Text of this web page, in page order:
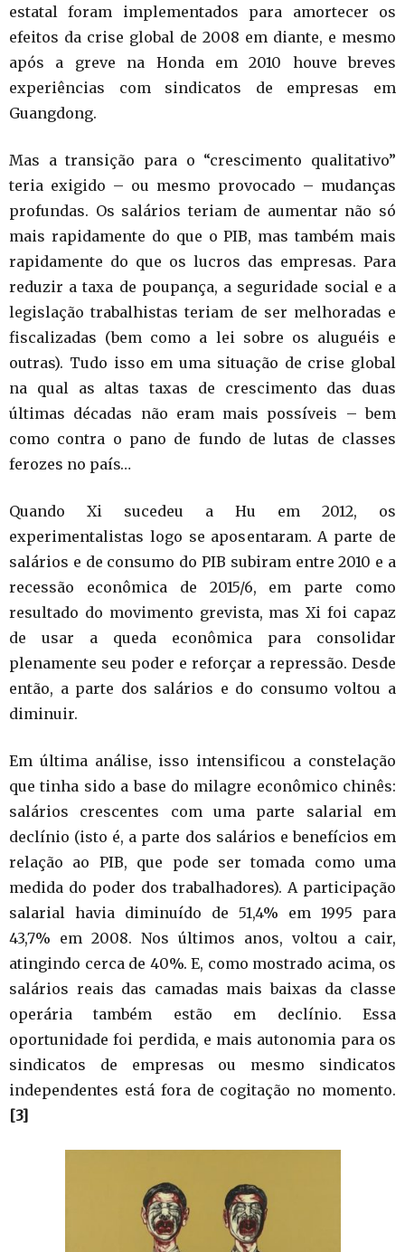
estatal foram implementados para amortecer os
efeitos da crise global de 2008 em diante, e mesmo
após a greve na Honda em 2010 houve breves
experiências com sindicatos de empresas em
Guangdong.
Mas a transição para o “crescimento qualitativo”
teria exigido – ou mesmo provocado – mudanças
profundas. Os salários teriam de aumentar não só
mais rapidamente do que o PIB, mas também mais
rapidamente do que os lucros das empresas. Para
reduzir a taxa de poupança, a seguridade social e a
legislação trabalhistas teriam de ser melhoradas e
fiscalizadas (bem como a lei sobre os aluguéis e
outras). Tudo isso em uma situação de crise global
na qual as altas taxas de crescimento das duas
últimas décadas não eram mais possíveis – bem
como contra o pano de fundo de lutas de classes
ferozes no país…
Quando Xi sucedeu a Hu em 2012, os
experimentalistas logo se aposentaram. A parte de
salários e de consumo do PIB subiram entre 2010 e a
recessão econômica de 2015/6, em parte como
resultado do movimento grevista, mas Xi foi capaz
de usar a queda econômica para consolidar
plenamente seu poder e reforçar a repressão. Desde
então, a parte dos salários e do consumo voltou a
diminuir.
Em última análise, isso intensificou a constelação
que tinha sido a base do milagre econômico chinês:
salários crescentes com uma parte salarial em
declínio (isto é, a parte dos salários e benefícios em
relação ao PIB, que pode ser tomada como uma
medida do poder dos trabalhadores). A participação
salarial havia diminuído de 51,4% em 1995 para
43,7% em 2008. Nos últimos anos, voltou a cair,
atingindo cerca de 40%. E, como mostrado acima, os
salários reais das camadas mais baixas da classe
operária também estão em declínio. Essa
oportunidade foi perdida, e mais autonomia para os
sindicatos de empresas ou mesmo sindicatos
independentes está fora de cogitação no momento.
[3]